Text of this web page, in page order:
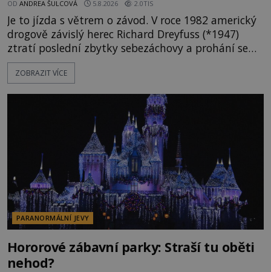
OD ANDREA ŠULCOVÁ 5.8.2026 2.0TIS
Je to jízda s větrem o závod. V roce 1982 americký
drogově závislý herec Richard Dreyfuss (*1947)
ztratí poslední zbytky sebezáchovy a prohání se
po silnicích ve svém mercedesu jako utržený ze
řetězu. Vše vyvrcholí katastrofou, když to Dreyfuss
následně nalezne schovaný kokain. Tímto
momentem se slavnému
ZOBRAZIT VÍCE
PARANORMÁLNÍ JEVY
Hororové zábavní parky: Straší tu oběti
nehod?